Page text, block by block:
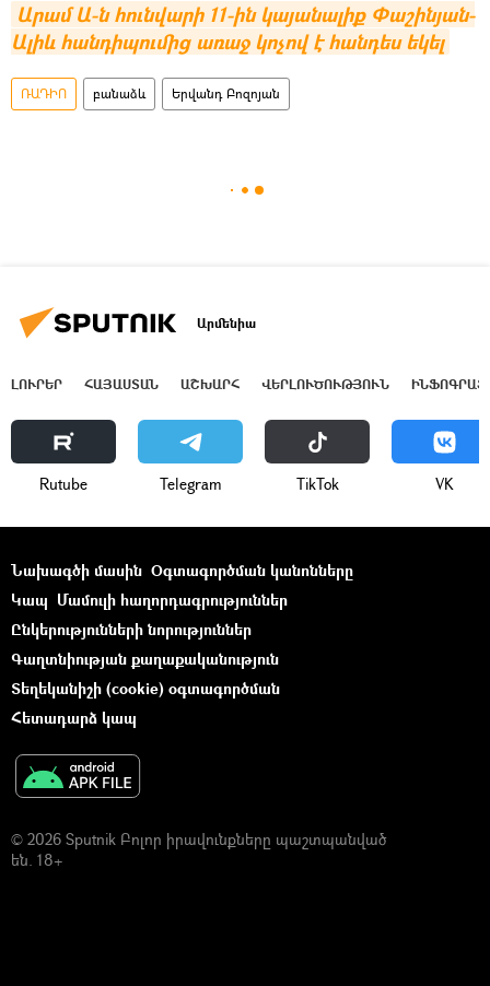
Արամ Ա-ն հունվարի 11-ին կայանալիք Փաշինյան-
Ալիև հանդիպումից առաջ կոչով է հանդես եկել
ՌԱԴԻՈ բանաձև Երվանդ Բոզոյան
Արմենիա
ԼՈՒՐԵՐ ՀԱՅԱՍՏԱՆ ԱՇԽԱՐՀ ՎԵՐԼՈՒԾՈՒԹՅՈՒՆ
Rutube Telegram ТikТоk VK
Նախագծի մասին Օգտագործման կանոնները
Կապ Մամուլի հաղորդագրություններ
Ընկերությունների նորություններ
Գաղտնիության քաղաքականություն
Տեղեկանիշի (cookie) օգտագործման
Հետադարձ կապ
© 2026 Sputnik Բոլոր իրավունքները պաշտպանված
են. 18+